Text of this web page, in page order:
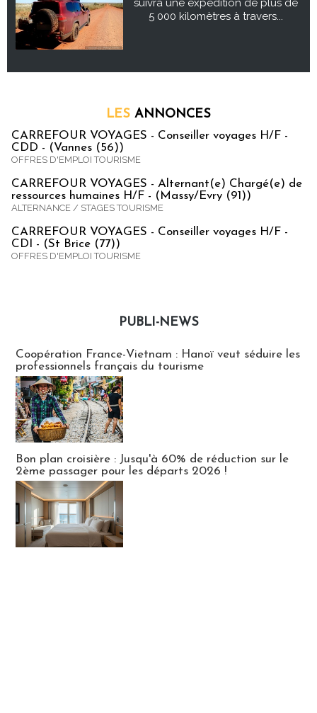
suivra une expédition de plus de
5 000 kilomètres à travers...
LES ANNONCES
CARREFOUR VOYAGES - Conseiller voyages H/F -
CDD - (Vannes (56))
OFFRES D'EMPLOI TOURISME
CARREFOUR VOYAGES - Alternant(e) Chargé(e) de
ressources humaines H/F - (Massy/Evry (91))
ALTERNANCE / STAGES TOURISME
CARREFOUR VOYAGES - Conseiller voyages H/F -
CDI - (St Brice (77))
OFFRES D'EMPLOI TOURISME
PUBLI-NEWS
Coopération France-Vietnam : Hanoï veut séduire les
professionnels français du tourisme
Bon plan croisière : Jusqu'à 60% de réduction sur le
2ème passager pour les départs 2026 !